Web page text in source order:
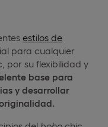
estilos de
para cualquier
por su flexibilidad y
base para
y desarrollar